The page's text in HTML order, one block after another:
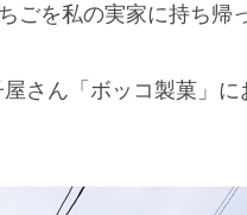
を私の実家に持ち帰
さん「ボッコ製菓」